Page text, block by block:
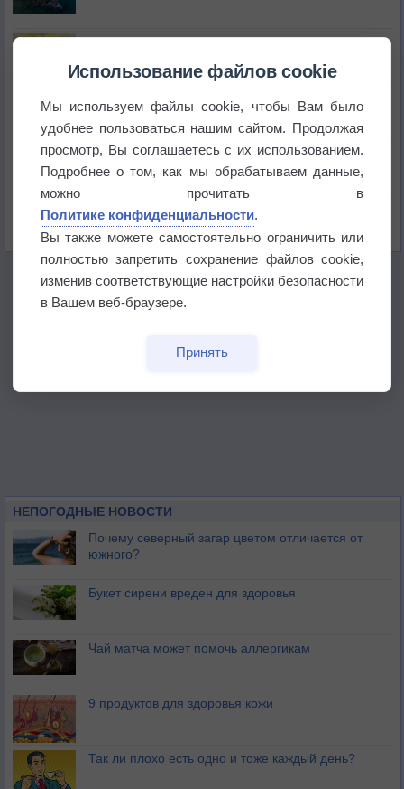
Изменение климата повлияло на ареал обитания
Погода в Краснодаре 6 августа
Погода в Санкт-Петербурге 6 августа
НЕПОГОДНЫЕ НОВОСТИ
Почему северный загар цветом отличается от
южного?
Букет сирени вреден для здоровья
Чай матча может помочь аллергикам
9 продуктов для здоровья кожи
Так ли плохо есть одно и тоже каждый день?
Использование файлов cookie
Мы используем файлы cookie, чтобы Вам было
удобнее пользоваться нашим сайтом. Продолжая
просмотр, Вы соглашаетесь с их использованием.
Подробнее о том, как мы обрабатываем данные,
можно прочитать в
Политике конфиденциальности.
Вы также можете самостоятельно ограничить или
полностью запретить сохранение файлов cookie,
изменив соответствующие настройки безопасности
в Вашем веб-браузере.
Принять